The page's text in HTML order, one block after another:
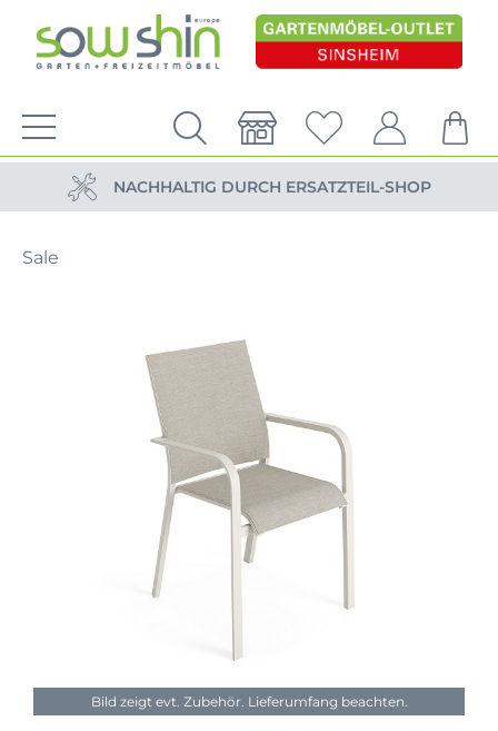
PERSÖNLICHE BERATUNG
NACHHALTIG DURCH ERSATZTEIL-SHOP
Sale
Bild zeigt evt. Zubehör. Lieferumfang beachten.